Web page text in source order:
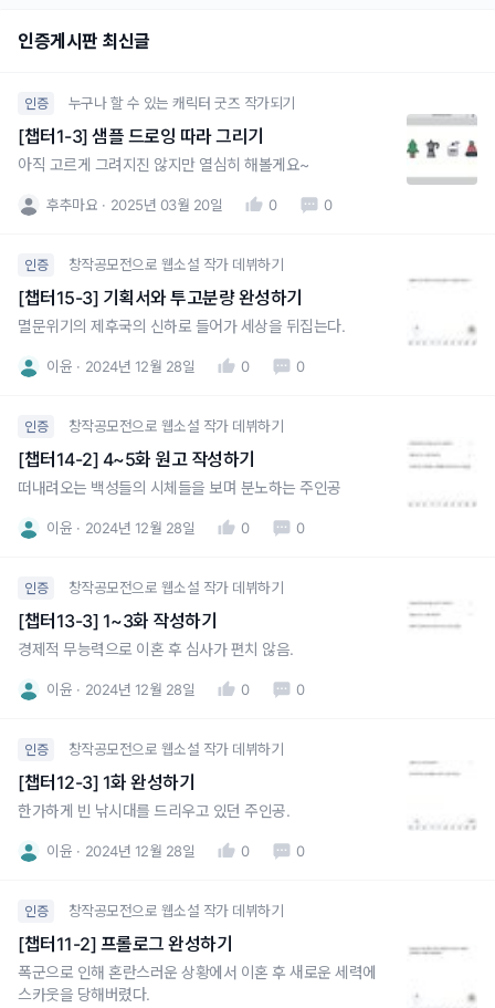
인증게시판 최신글
인증 누구나 할 수 있는 캐릭터 굿즈 작가되기
[챕터1-3] 샘플 드로잉 따라 그리기
아직 고르게 그려지진 않지만 열심히 해볼게요~
후추마요 2025년 03월 20일 0 0
인증 창작공모전으로 웹소설 작가 데뷔하기
[챕터15-3] 기획서와 투고분량 완성하기
멸문위기의 제후국의 신하로 들어가 세상을 뒤집는다.
이윤 2024년 12월 28일 0 0
인증 창작공모전으로 웹소설 작가 데뷔하기
[챕터14-2] 4~5화 원고 작성하기
떠내려오는 백성들의 시체들을 보며 분노하는 주인공
이윤 2024년 12월 28일 0 0
인증 창작공모전으로 웹소설 작가 데뷔하기
[챕터13-3] 1~3화 작성하기
경제적 무능력으로 이혼 후 심사가 편치 않음.
이윤 2024년 12월 28일 0 0
인증 창작공모전으로 웹소설 작가 데뷔하기
[챕터12-3] 1화 완성하기
한가하게 빈 낚시대를 드리우고 있던 주인공.
이윤 2024년 12월 28일 0 0
인증 창작공모전으로 웹소설 작가 데뷔하기
[챕터11-2] 프롤로그 완성하기
폭군으로 인해 혼란스러운 상황에서 이혼 후 새로운 세력에
스카웃을 당해버렸다.